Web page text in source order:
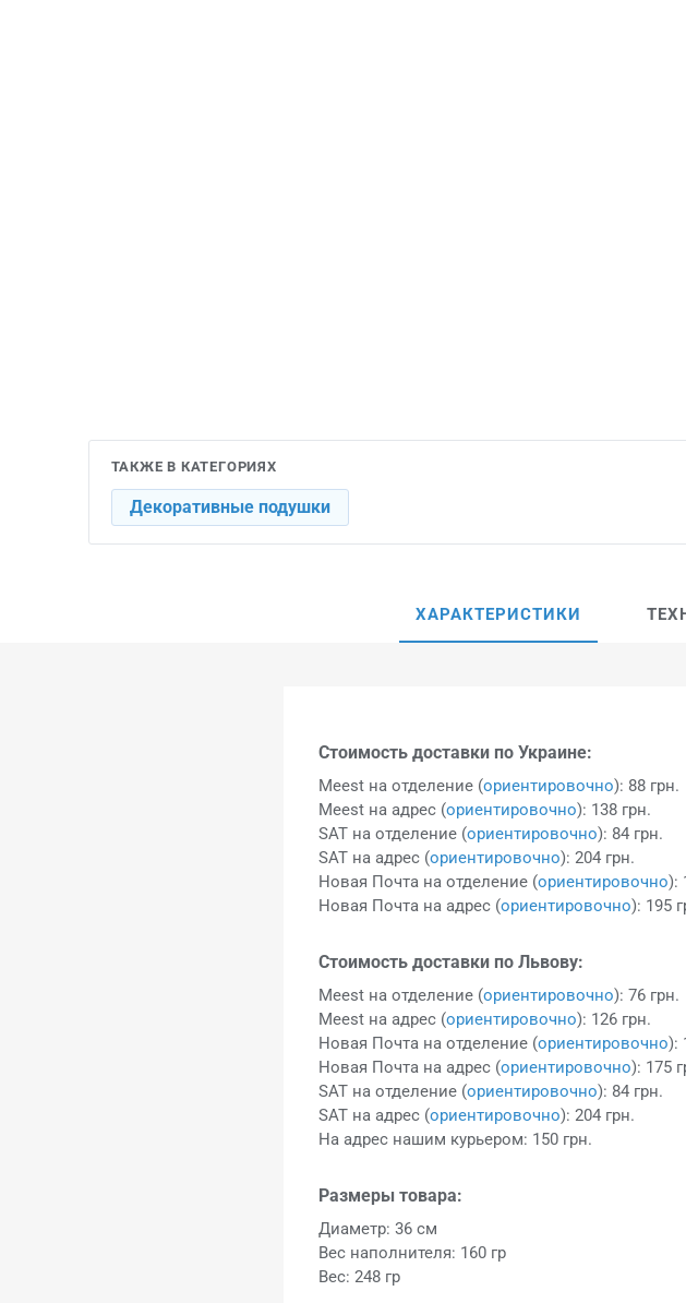
ТАКЖЕ В КАТЕГОРИЯХ
Декоративные подушки
ХАРАКТЕРИСТИКИ
Стоимость доставки по Украине:
Meest на отделение (ориентировочно): 88 грн.
Meest на адрес (ориентировочно): 138 грн.
SAT на отделение (ориентировочно): 84 грн.
SAT на адрес (ориентировочно): 204 грн.
Новая Почта на отделение (ориентировочно):
Новая Почта на адрес (ориентировочно): 195
Стоимость доставки по Львову:
Meest на отделение (ориентировочно): 76 грн.
Meest на адрес (ориентировочно): 126 грн.
Новая Почта на отделение (ориентировочно):
Новая Почта на адрес (ориентировочно): 175
SAT на отделение (ориентировочно): 84 грн.
SAT на адрес (ориентировочно): 204 грн.
На адрес нашим курьером: 150 грн.
Размеры товара:
Диаметр: 36 см
Вес наполнителя: 160 гр
Вес: 248 гр